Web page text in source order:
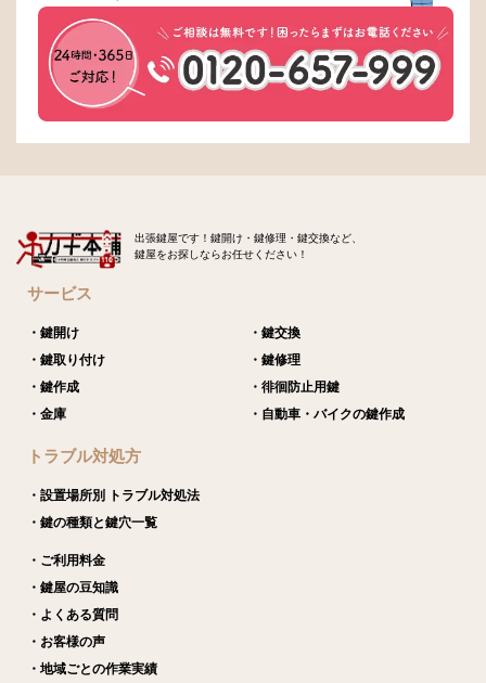
出張鍵屋です！鍵開け・鍵修理・鍵交換など、
鍵屋をお探しならお任せください！
サービス
・鍵開け
・鍵交換
・鍵取り付け
・鍵修理
・鍵作成
・徘徊防止用鍵
・金庫
・自動車・バイクの鍵作成
トラブル対処方
・設置場所別 トラブル対処法
・鍵の種類と鍵穴一覧
・ご利用料金
・鍵屋の豆知識
・よくある質問
・お客様の声
・地域ごとの作業実績